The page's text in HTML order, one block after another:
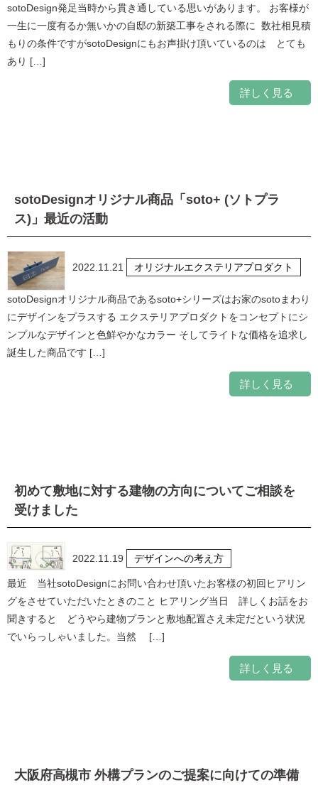
sotoDesign発足当時から貫き通している思いがあります。 お客様が
一生に一度有るか無いかの自邸の新築工事をされる際に 数社相見積
もりの条件ですがsotoDesignにもお声掛け頂いているのは とても
あり […]
詳しく見る
sotoDesignオリジナル商品「soto+ (ソトプラ
ス)」最近の活動
2022.11.21 オリジナルエクステリアプロダクト
sotoDesignオリジナル商品であるsoto+シリーズはお家のsotoまわり
にデザインをプラスする エクステリアプロダクトをコンセプトにシ
ンプルなデザインと色鮮やかなカラー そしてライトな価格を追求し
誕生した商品です […]
詳しく見る
初めて敷地に対する建物の方向についてご相談を
受けました
2022.11.19 デザインへの考え方
最近 当社sotoDesignにお問い合わせ頂いたお客様の初回ヒアリン
グをさせていただいたときのこと ヒアリング当日 詳しくお話をお
聞きすると どうやら建物プランと敷地配置さえ未定だという状況
でいらっしゃいました。当然 […]
詳しく見る
大阪府高槻市 外構プランのご提案に向けての準備